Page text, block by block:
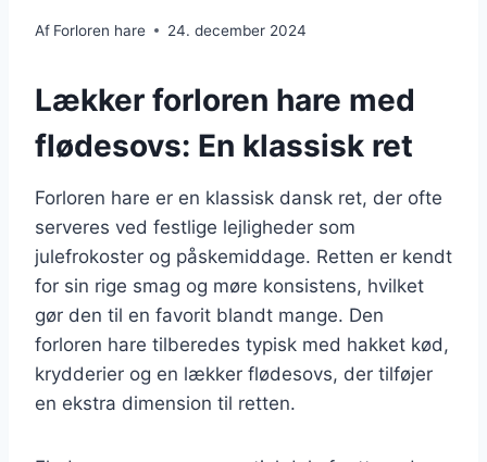
Af Forloren hare 24. december 2024
Lækker forloren hare med
flødesovs: En klassisk ret
Forloren hare er en klassisk dansk ret, der ofte
serveres ved festlige lejligheder som
julefrokoster og påskemiddage. Retten er kendt
for sin rige smag og møre konsistens, hvilket
gør den til en favorit blandt mange. Den
forloren hare tilberedes typisk med hakket kød,
krydderier og en lækker flødesovs, der tilføjer
en ekstra dimension til retten.